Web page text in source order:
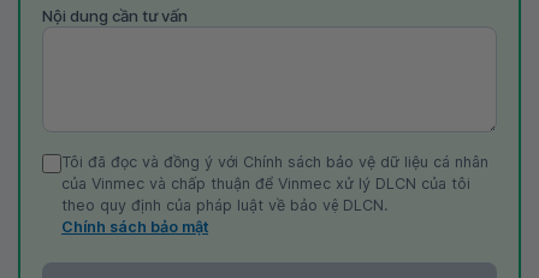
Nội dung cần tư vấn
Tôi đã đọc và đồng ý với Chính sách bảo vệ dữ liệu cá nhân
của Vinmec và chấp thuận để Vinmec xử lý DLCN của tôi
theo quy định của pháp luật về bảo vệ DLCN.
Chính sách bảo mật